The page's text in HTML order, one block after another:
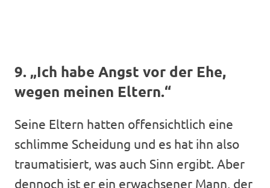
9. „Ich habe Angst vor der Ehe,
wegen meinen Eltern.“
Seine Eltern hatten offensichtlich eine
schlimme Scheidung und es hat ihn also
traumatisiert, was auch Sinn ergibt. Aber
dennoch ist er ein erwachsener Mann, der